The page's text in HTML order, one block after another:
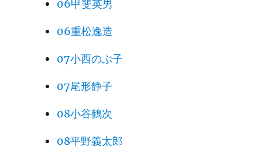
06甲斐英男
06重松逸造
07小西のぶ子
07尾形静子
08小谷鶴次
08平野義太郎